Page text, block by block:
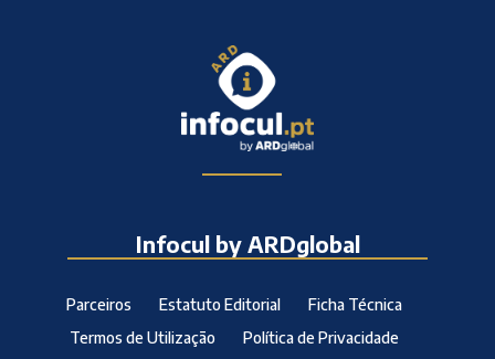
Infocul by ARDglobal
Parceiros Estatuto Editorial
Ficha Técnica
Termos de Utilização
Política de Privacidade